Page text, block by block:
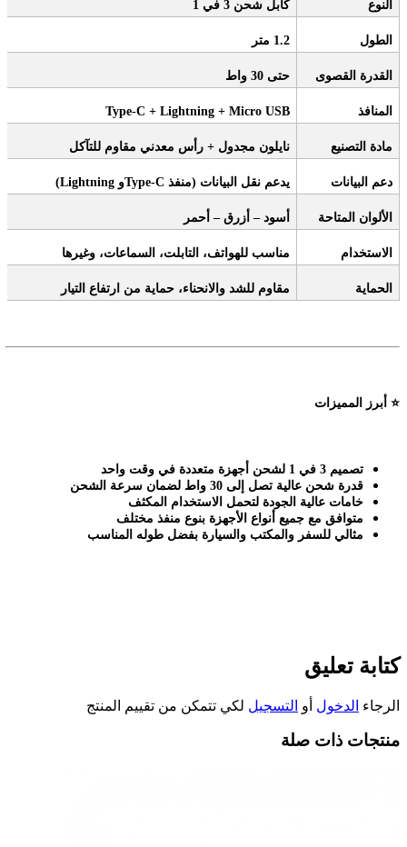
النوع كابل شحن 3 في 1
الطول 1.2 متر
القدرة القصوى حتى 30 واط
المنافذ Type‑C + Lightning + Micro USB
مادة التصنيع نايلون مجدول + رأس معدني مقاوم للتآكل
دعم البيانات يدعم نقل البيانات (منفذ وType‑C)
الألوان المتاحة أسود – أزرق – أحمر
الاستخدام مناسب للهواتف، التابلت، السماعات، وغيرها
الحماية مقاوم للشد والانحناء، حماية من ارتفاع التيار
⭐ أبرز المميزات
تصميم 3 في 1 لشحن أجهزة متعددة في وقت واحد
قدرة شحن عالية تصل إلى 30 واط لضمان سرعة الشحن
خامات عالية الجودة لتحمل الاستخدام المكثف
متوافق مع جميع أنواع الأجهزة بنوع منفذ مختلف
مثالي للسفر والمكتب والسيارة بفضل طوله المناسب
كتابة تعليق
الرجاء الدخول أو التسجيل لكي تتمكن من تقييم المنتج
منتجات ذات صلة